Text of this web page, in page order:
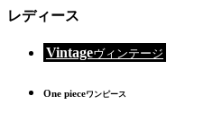
レディース
Vintageヴィンテージ
One pieceワンピース